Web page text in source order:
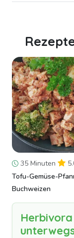
35 Minuten
Tofu-Gemüse-
Buchweizen